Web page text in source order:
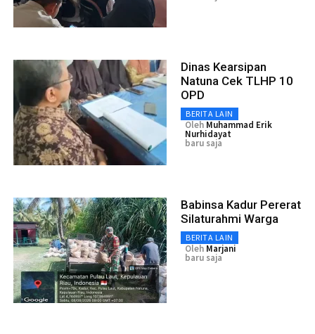
Dinas Kearsipan
Natuna Cek TLHP 10
OPD
BERITA LAIN
Oleh Muhammad Erik
Nurhidayat
baru saja
Babinsa Kadur Pererat
Silaturahmi Warga
BERITA LAIN
Oleh Marjani
baru saja